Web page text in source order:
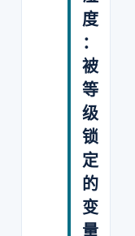
度
：
被
等
级
锁
定
的
变
量